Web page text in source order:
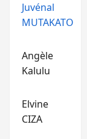
Juvénal
MUTAKATO
Angèle
Kalulu
Elvine
CIZA